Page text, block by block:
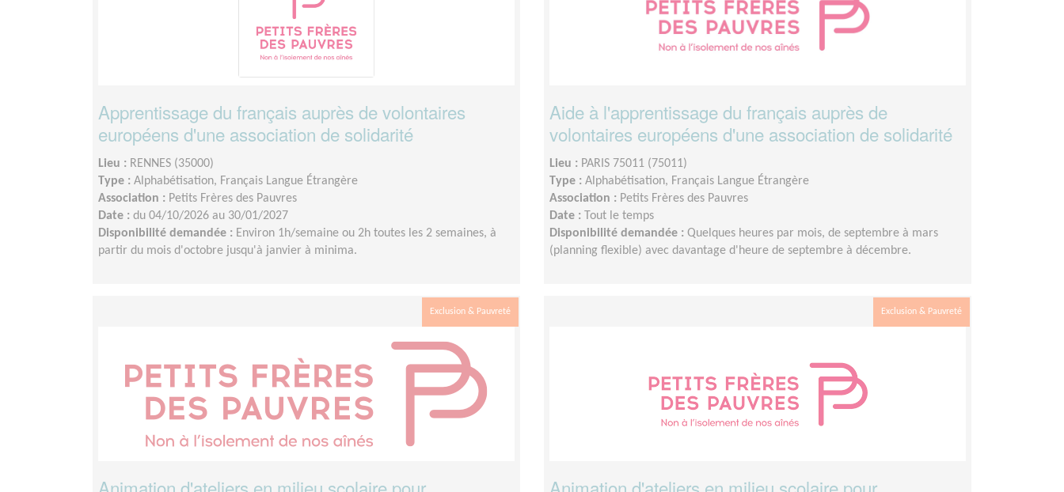
Apprentissage du français auprès de volontaires
européens d'une association de solidarité
Lieu : RENNES (35000)
Type : Alphabétisation, Français Langue Étrangère
Association : Petits Frères des Pauvres
Date : du 04/10/2026 au 30/01/2027
Disponibilité demandée : Environ 1h/semaine ou 2h toutes les 2 semaines, à
partir du mois d'octobre jusqu'à janvier à minima.
Aide à l'apprentissage du français auprès de
volontaires européens d'une association de solidarité
Lieu : PARIS 75011 (75011)
Type : Alphabétisation, Français Langue Étrangère
Association : Petits Frères des Pauvres
Date :
Tout le temps
Disponibilité demandée : Quelques heures par mois, de septembre à mars
(planning flexible) avec davantage d'heure de septembre à décembre.
Exclusion & Pauvreté Exclusion & Pauvreté